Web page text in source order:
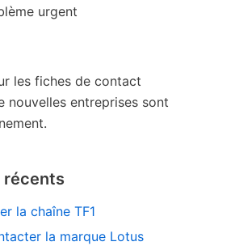
urgent
les fiches de contact
nouvelles entreprises sont
récents
la chaîne TF1
la marque Lotus